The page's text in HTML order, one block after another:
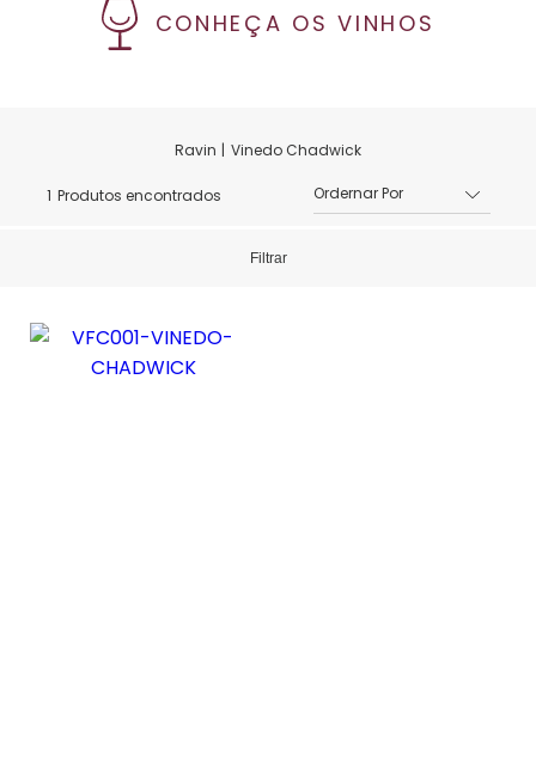
CONHEÇA OS VINHOS
Vinedo Chadwick
1 Produtos encontrados
Filtrar